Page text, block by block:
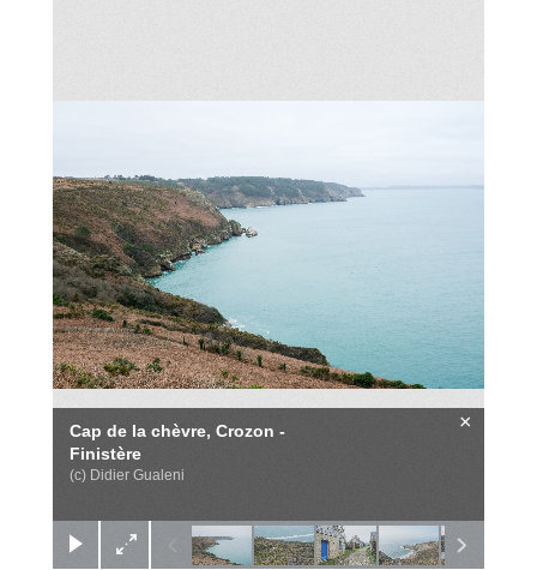
Cap de la chèvre, Crozon -
Finistère
(c) Didier Gualeni
×